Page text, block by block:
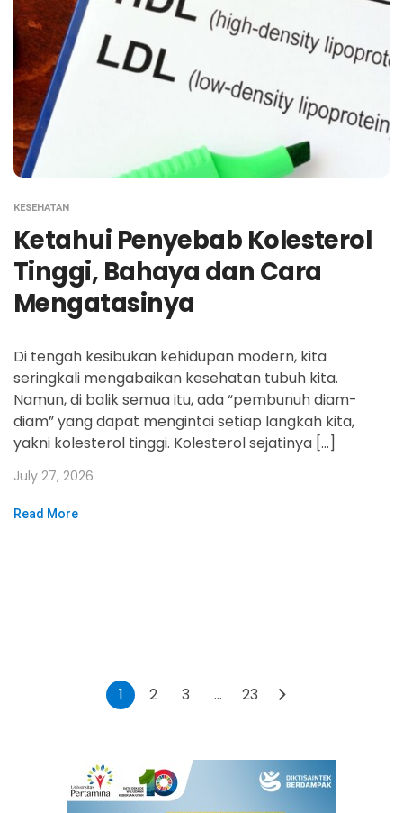
KESEHATAN
Ketahui Penyebab Kolesterol
Tinggi, Bahaya dan Cara
Mengatasinya
Di tengah kesibukan kehidupan modern, kita
seringkali mengabaikan kesehatan tubuh kita.
Namun, di balik semua itu, ada “pembunuh diam-
diam” yang dapat mengintai setiap langkah kita,
yakni kolesterol tinggi. Kolesterol sejatinya […]
July 27, 2026
Read More
1 2 3 … 23